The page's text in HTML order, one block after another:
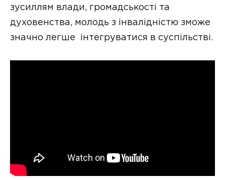
зусиллям влади, громадськості та
духовенства, молодь з інвалідністю зможе
значно легше інтегруватися в суспільстві.